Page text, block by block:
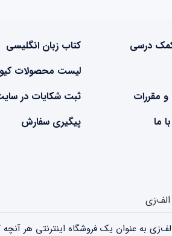
درسی
کتاب زبان انگلیسی
لیست محصولات
و مقررات
ثبت شکایات در
ما پیگیری سفارش
الف‌زی
به عنوان یک فروشگاه اینترنتی هر